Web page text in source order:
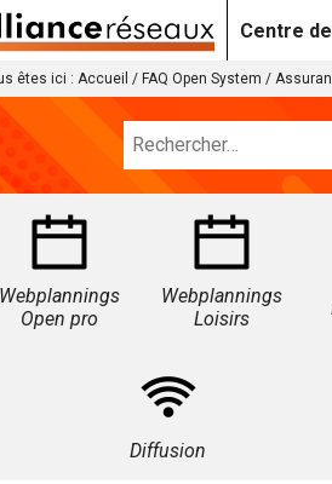
Centre
êtes ici : Accueil / FAQ Open System /
Webplannings
Open pro
Webplannings
Loisirs
Diffusion